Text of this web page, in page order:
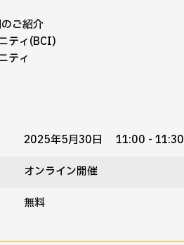
のご紹介
ティ(BCI)
ティ
2025年5月30日 11:00 - 11:30
オンライン開催
無料